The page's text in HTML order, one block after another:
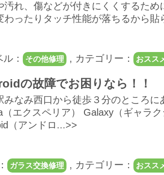
汚れ、傷などが付きにくくするた
わったりタッチ性能が落ちるから貼
： その他修理 , カテゴリー： おスス
の故障でお困りなら！！
みなみ西口から徒歩３分のところ
（エクスペリア） Galaxy（ギャラ
（アンドロ...>>
ガラス交換修理 , カテゴリー： おスス